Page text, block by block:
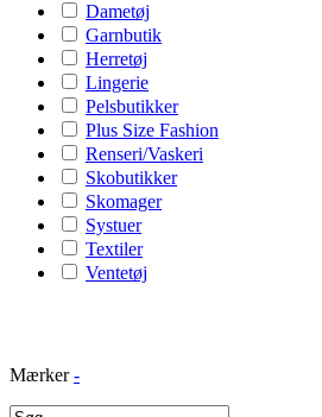
Dametøj
Garnbutik
Herretøj
Lingerie
Pelsbutikker
Plus Size Fashion
Renseri/Vaskeri
Skobutikker
Skomager
Systuer
Textiler
Ventetøj
Mærker -